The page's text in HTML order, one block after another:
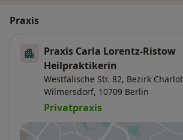
Praxis
Praxis Carla Lorentz-Ristow
Heilpraktikerin
Westfälische Str. 82, Bezirk
Wilmersdorf, 10709 Berlin
Privatpraxis